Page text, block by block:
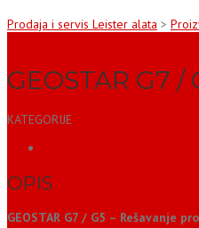
Prodaja i servis Leister alata >
GEOSTAR G7
KATEGORIJE
OPIS
GEOSTAR G7 / G5 – Rešavanje